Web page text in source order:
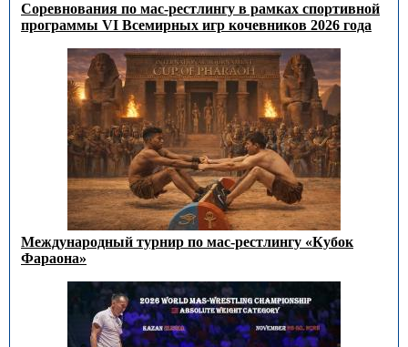
Соревнования по мас-рестлингу в рамках спортивной
программы VI Всемирных игр кочевников 2026 года
Международный турнир по мас-рестлингу «Кубок
Фараона»